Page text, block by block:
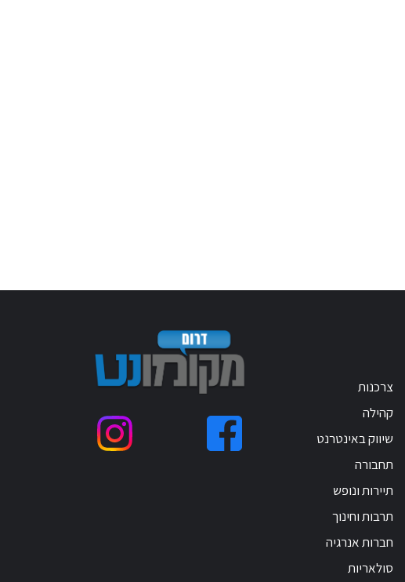
צרכנות
קהילה
שיווק באינטרנט
תחבורה
תיירות ונופש
תרבות וחינוך
חברות אנרגיה
סולאריות